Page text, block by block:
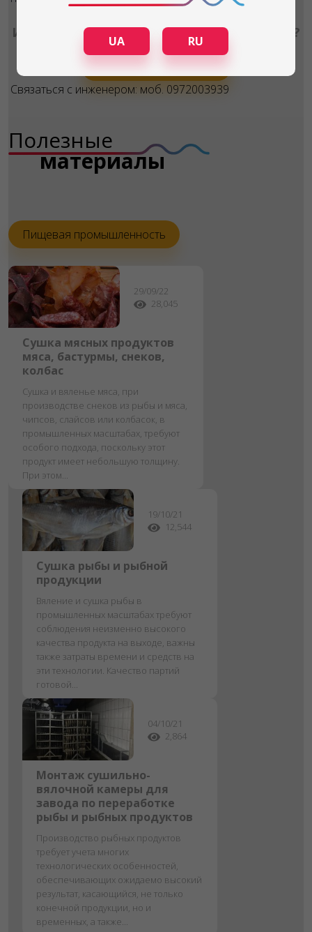
Интересует дополнительная информация?
Задать вопрос
Связаться с инженером: моб. 0972003939
Полезные
материалы
Пищевая промышленность
29/09/22
28,045
Сушка мясных продуктов
мяса, бастурмы, снеков,
колбас
Сушка и вяленье мяса, при
производстве снеков из рыбы и мяса,
чипсов, слайсов или колбасок, в
промышленных масштабах, требуют
особого подхода, поскольку этот
продукт имеет небольшую толщину.
При этом...
19/10/21
12,544
Сушка рыбы и рыбной
продукции
Вяление и сушка рыбы в
промышленных масштабах требуют
соблюдения неизменно высокого
качества продукта на выходе, важны
также затраты времени и средств на
эти технологии. Качество партий
готовой...
04/10/21
2,864
Монтаж сушильно-
вялочной камеры для
завода по переработке
рыбы и рыбных продуктов
Производство рыбных продуктов
требует учета многих
технологических особенностей,
обеспечивающих ожидаемо высокий
результат, касающийся, не только
конечной продукции, но и
временных, а также...
UA RU